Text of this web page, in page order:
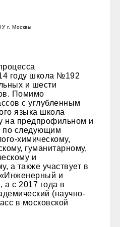
году школа №192
и шести
Помимо
с углубленным
языка школа
на предпрофильном и
по следующим
химическому,
гуманитарному,
и
а также участвует в
«Инженерный и
а с 2017 года в
(научно-
в московской